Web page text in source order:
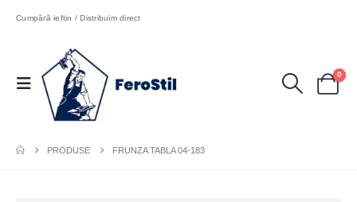
Cumpără ieftin / Distribuim direct
0
PRODUSE FRUNZA TABLA 04-183